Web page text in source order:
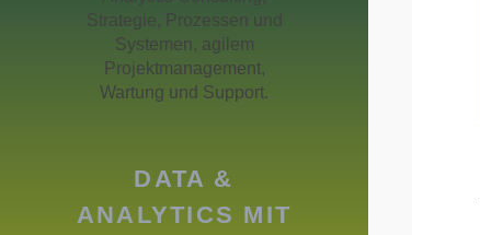
MICROSOFT DATA WAREHOUSE
BUSINESS ANALYTICS
IT FINANCIAL MANAGEMENT
DATA &
ANALYTICS MIT